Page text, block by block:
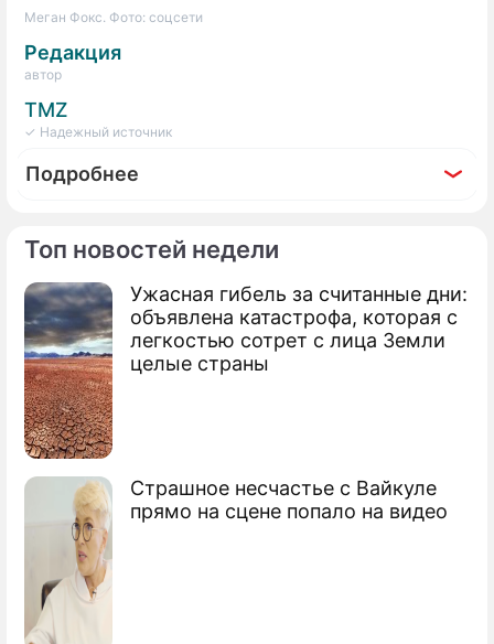
Топ новостей недели
Ужасная гибель за считанные дни:
объявлена катастрофа, которая с
легкостью сотрет с лица Земли
целые страны
Страшное несчастье с Вайкуле
прямо на сцене попало на видео
Меган Фокс. Фото: соцсети
Редакция
автор
TMZ
✓ Надежный источник
Подробнее
По теме
Продолжение: Меган Фокс
родила ребенка после
Прогулка 38-летней Меган Фокс на
улице без укладки и макияжа вызвала
ажиотаж